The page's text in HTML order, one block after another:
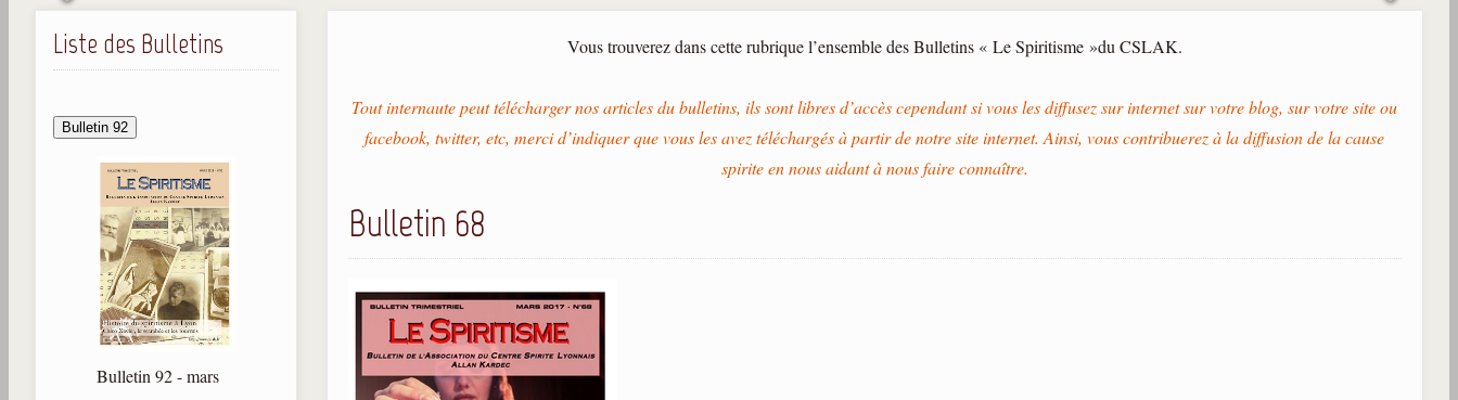
Liste des Bulletins
Bulletin 92
Bulletin 92 - mars
Vous trouverez dans cette rubrique l’ensemble des Bulletins « Le Spiritisme »du CSLAK.
Tout internaute peut télécharger nos articles du bulletins, ils sont libres d’accès cependant si vous les diffusez sur internet sur votre blog, sur votre site ou
facebook, twitter, etc, merci d’indiquer que vous les avez téléchargés à partir de notre site internet. Ainsi, vous contribuerez à la diffusion de la cause
spirite en nous aidant à nous faire connaître.
Bulletin 68